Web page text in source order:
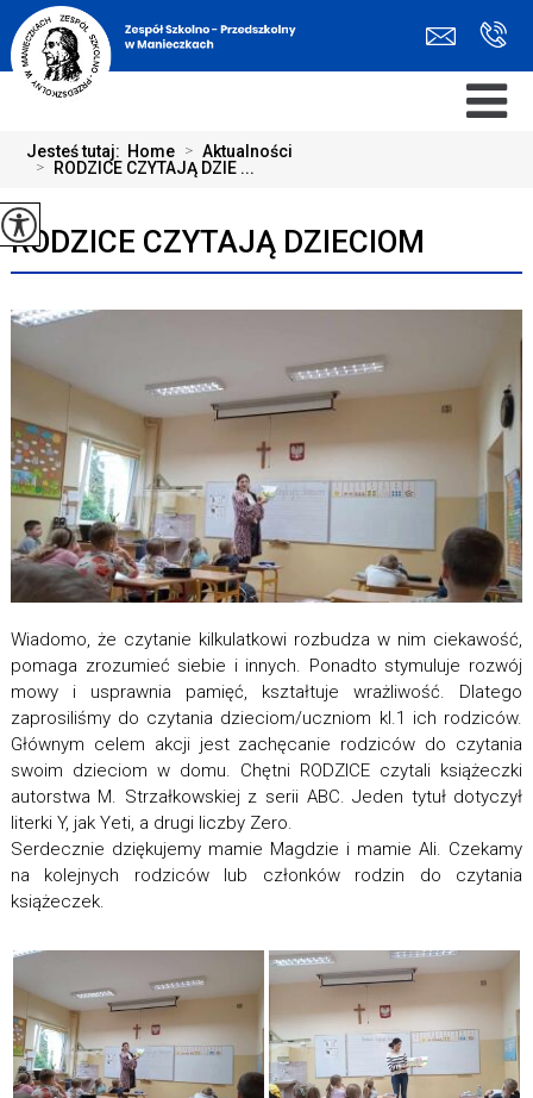
Jesteś tutaj: Home > Aktualności
> RODZICE CZYTAJĄ DZIE ...
RODZICE CZYTAJĄ DZIECIOM
Wiadomo, że czytanie kilkulatkowi rozbudza w nim ciekawość,
pomaga zrozumieć siebie i innych. Ponadto stymuluje rozwój
mowy i usprawnia pamięć, kształtuje wrażliwość. Dlatego
zaprosiliśmy do czytania dzieciom/uczniom kl.1 ich rodziców.
Głównym celem akcji jest zachęcanie rodziców do czytania
swoim dzieciom w domu. Chętni RODZICE czytali książeczki
autorstwa M. Strzałkowskiej z serii ABC. Jeden tytuł dotyczył
literki Y, jak Yeti, a drugi liczby Zero.
Serdecznie dziękujemy mamie Magdzie i mamie Ali. Czekamy
na kolejnych rodziców lub członków rodzin do czytania
książeczek.